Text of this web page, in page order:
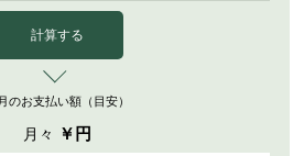
計算する
のお支払い額（目安）
月々 ￥ 円